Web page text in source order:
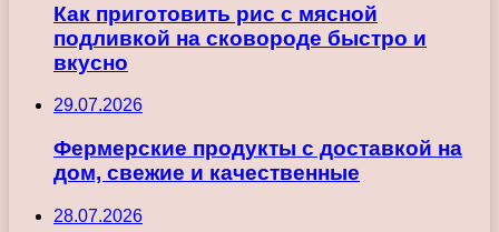
Как приготовить рис с мясной
подливкой на сковороде быстро и
вкусно
29.07.2026
Фермерские продукты с доставкой на
дом, свежие и качественные
28.07.2026